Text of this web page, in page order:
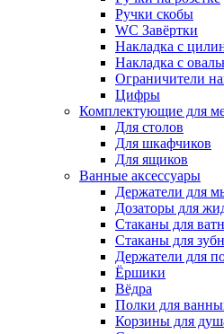
Ручки скобы
WC Завёртки
Накладка с
Накладка с
Ограничители
Цифры
Комплектующие для
Для столов
Для шкафчиков
Для ящиков
Ванные аксессуары
Держатели для
Дозаторы для
Стаканы для
Стаканы для
Держатели для
Ёршики
Вёдра
Полки для
Корзины для